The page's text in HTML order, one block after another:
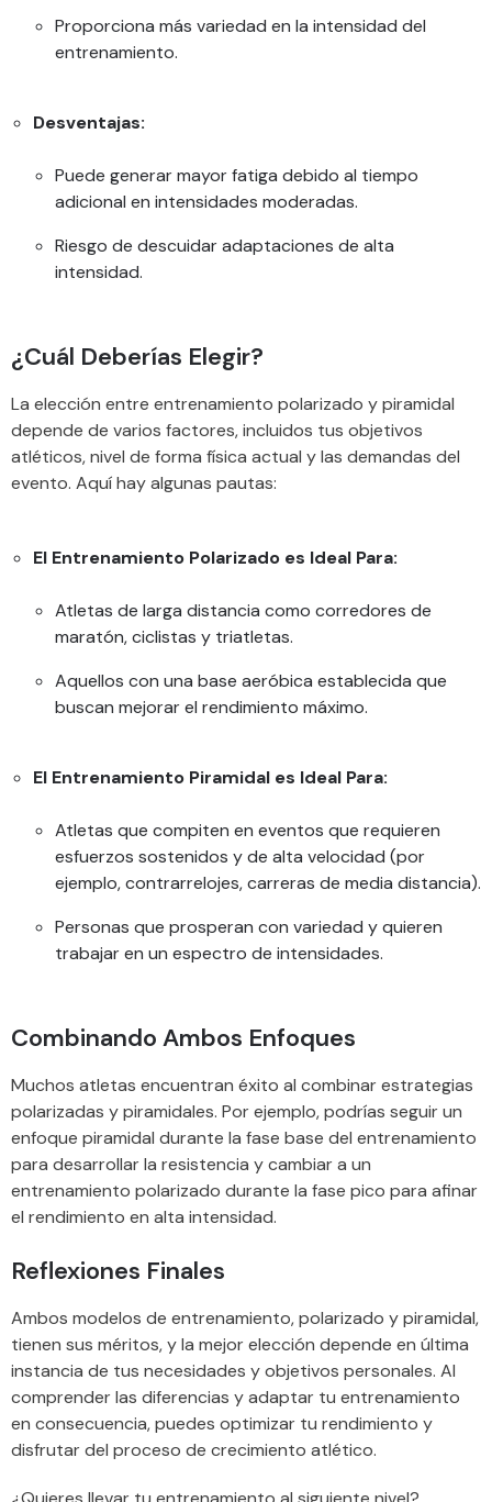
Proporciona más variedad en la intensidad del
entrenamiento.
Desventajas:
Puede generar mayor fatiga debido al tiempo
adicional en intensidades moderadas.
Riesgo de descuidar adaptaciones de alta
intensidad.
¿Cuál Deberías Elegir?
La elección entre entrenamiento polarizado y piramidal
depende de varios factores, incluidos tus objetivos
atléticos, nivel de forma física actual y las demandas del
evento. Aquí hay algunas pautas:
El Entrenamiento Polarizado es Ideal Para:
Atletas de larga distancia como corredores de
maratón, ciclistas y triatletas.
Aquellos con una base aeróbica establecida que
buscan mejorar el rendimiento máximo.
El Entrenamiento Piramidal es Ideal Para:
Atletas que compiten en eventos que requieren
esfuerzos sostenidos y de alta velocidad (por
ejemplo, contrarrelojes, carreras de media distancia).
Personas que prosperan con variedad y quieren
trabajar en un espectro de intensidades.
Combinando Ambos Enfoques
Muchos atletas encuentran éxito al combinar estrategias
polarizadas y piramidales. Por ejemplo, podrías seguir un
enfoque piramidal durante la fase base del entrenamiento
para desarrollar la resistencia y cambiar a un
entrenamiento polarizado durante la fase pico para afinar
el rendimiento en alta intensidad.
Reflexiones Finales
Ambos modelos de entrenamiento, polarizado y piramidal,
tienen sus méritos, y la mejor elección depende en última
instancia de tus necesidades y objetivos personales. Al
comprender las diferencias y adaptar tu entrenamiento
en consecuencia, puedes optimizar tu rendimiento y
disfrutar del proceso de crecimiento atlético.